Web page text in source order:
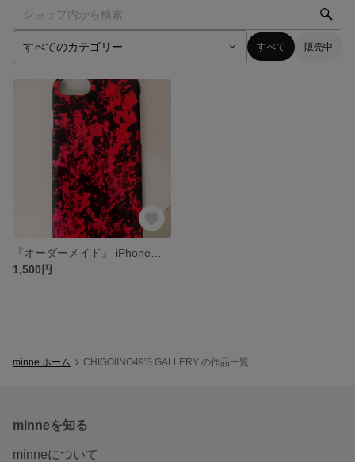
すべて 販売中
1,500円
minne ホーム CHIGOIINO49'S GALLERY の作品一覧
minneを知る
minneについて